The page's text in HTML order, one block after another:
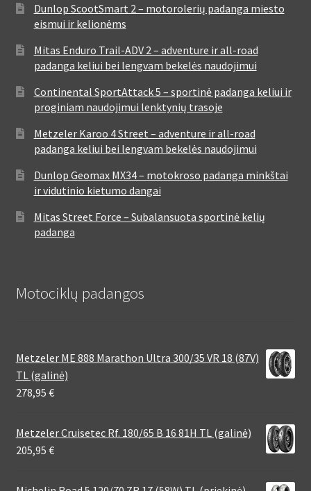
Dunlop ScootSmart 2 – motorolerių padanga miesto
eismui ir kelionėms
Mitas Enduro Trail-ADV 2 – adventure ir all-road
padanga keliui bei lengvam bekelės naudojimui
Continental SportAttack 5 – sportinė padanga keliui ir
proginiam naudojimui lenktynių trasoje
Metzeler Karoo 4 Street – adventure ir all-road
padanga keliui bei lengvam bekelės naudojimui
Dunlop Geomax MX34 – motokroso padanga minkštai
ir vidutinio kietumo dangai
Mitas Street Force – Subalansuota sportinė kelių
padanga
Motociklų padangos
Metzeler ME 888 Marathon Ultra 300/35 VR 18 (87V)
TL (galinė)
278,95 €
Metzeler Cruisetec Rf. 180/65 B 16 81H TL (galinė)
205,95 €